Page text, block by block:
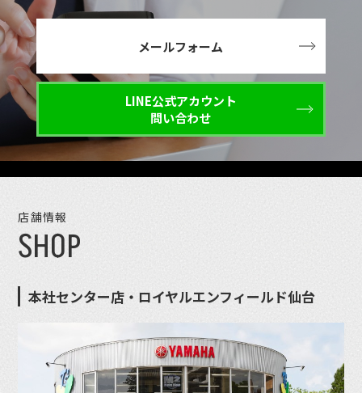
メールフォーム
LINE公式アカウント
問い合わせ
店舗情報
SHOP
本社センター店・ロイヤルエンフィールド仙台